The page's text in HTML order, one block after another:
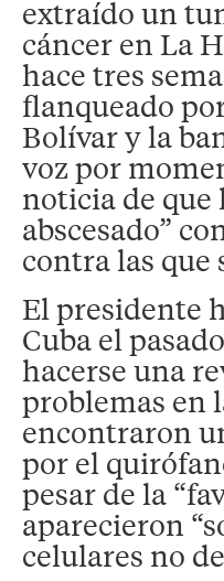
extraído un
cáncer en La
hace tres
flanqueado
Bolívar y la
voz por
noticia de
abscesado”
contra las que
El presidente
Cuba el
hacerse una
problemas en
encontraron
por el
pesar de la
aparecieron
celulares no